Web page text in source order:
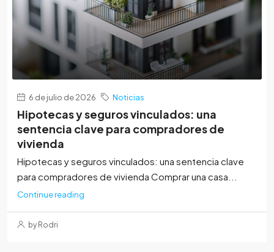
6 de julio de 2026 Noticias
Hipotecas y seguros vinculados: una
sentencia clave para compradores de
vivienda
Hipotecas y seguros vinculados: una sentencia clave
para compradores de vivienda Comprar una casa...
Continue reading
by Rodri